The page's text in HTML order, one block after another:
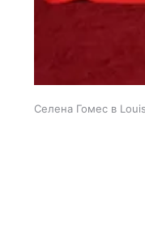
Селена Гомес в